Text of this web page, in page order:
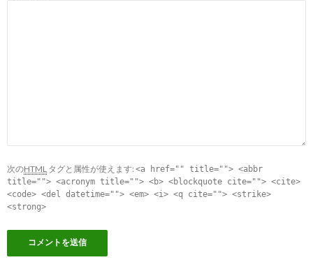
次のHTML タグと属性が使えます: <a href="" title=""> <abbr
title=""> <acronym title=""> <b> <blockquote cite=""> <cite>
<code> <del datetime=""> <em> <i> <q cite=""> <strike>
<strong>